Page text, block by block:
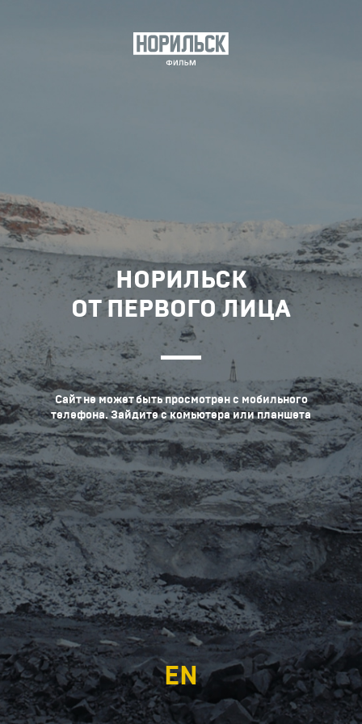
НОРИЛЬСК
ОТ ПЕРВОГО ЛИЦА
Сайт не может быть просмотрен с мобильного
телефона. Зайдите с комьютера или планшета
EN